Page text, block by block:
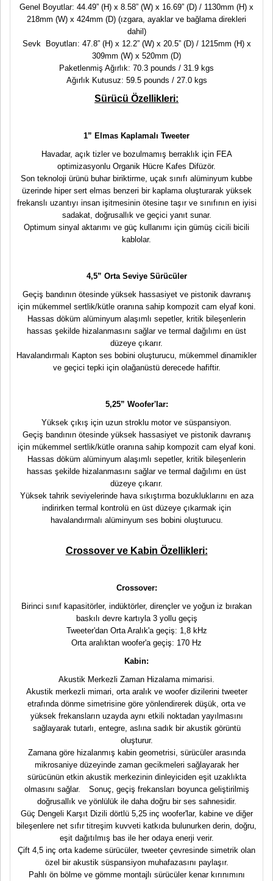
Genel Boyutlar: 44.49” (H) x 8.58” (W) x 16.69” (D) / 1130mm (H) x
218mm (W) x 424mm (D) (ızgara, ayaklar ve bağlama direkleri
dahil)
Sevk Boyutları: 47.8” (H) x 12.2” (W) x 20.5” (D) / 1215mm (H) x
309mm (W) x 520mm (D)
Paketlenmiş Ağırlık: 70.3 pounds / 31.9 kgs
Ağırlık Kutusuz: 59.5 pounds / 27.0 kgs
Sürücü Özellikleri:
1” Elmas Kaplamalı Tweeter
Havadar, açık tizler ve bozulmamış berraklık için FEA
optimizasyonlu Organik Hücre Kafes Difüzör.
Son teknoloji ürünü buhar biriktirme, uçak sınıfı alüminyum kubbe
üzerinde hiper sert elmas benzeri bir kaplama oluşturarak yüksek
frekanslı uzantıyı insan işitmesinin ötesine taşır ve sınıfının en iyisi
sadakat, doğrusallık ve geçici yanıt sunar.
Optimum sinyal aktarımı ve güç kullanımı için gümüş cicili bicili
kablolar.
4,5” Orta Seviye Sürücüler
Geçiş bandının ötesinde yüksek hassasiyet ve pistonik davranış
için mükemmel sertlik/kütle oranına sahip kompozit cam elyaf koni.
Hassas döküm alüminyum alaşımlı sepetler, kritik bileşenlerin
hassas şekilde hizalanmasını sağlar ve termal dağılımı en üst
düzeye çıkarır.
Havalandırmalı Kapton ses bobini oluşturucu, mükemmel dinamikler
ve geçici tepki için olağanüstü derecede hafiftir.
5,25” Woofer'lar:
Yüksek çıkış için uzun stroklu motor ve süspansiyon.
Geçiş bandının ötesinde yüksek hassasiyet ve pistonik davranış
için mükemmel sertlik/kütle oranına sahip kompozit cam elyaf koni.
Hassas döküm alüminyum alaşımlı sepetler, kritik bileşenlerin
hassas şekilde hizalanmasını sağlar ve termal dağılımı en üst
düzeye çıkarır.
Yüksek tahrik seviyelerinde hava sıkıştırma bozukluklarını en aza
indirirken termal kontrolü en üst düzeye çıkarmak için
havalandırmalı alüminyum ses bobini oluşturucu.
Crossover ve Kabin Özellikleri:
Crossover:
Birinci sınıf kapasitörler, indüktörler, dirençler ve yoğun iz bırakan
baskılı devre kartıyla 3 yollu geçiş
Tweeter'dan Orta Aralık'a geçiş: 1,8 kHz
Orta aralıktan woofer'a geçiş: 170 Hz
Kabin:
Akustik Merkezli Zaman Hizalama mimarisi.
Akustik merkezli mimari, orta aralık ve woofer dizilerini tweeter
etrafında dönme simetrisine göre yönlendirerek düşük, orta ve
yüksek frekansların uzayda aynı etkili noktadan yayılmasını
sağlayarak tutarlı, entegre, aslına sadık bir akustik görüntü
oluşturur.
Zamana göre hizalanmış kabin geometrisi, sürücüler arasında
mikrosaniye düzeyinde zaman gecikmeleri sağlayarak her
sürücünün etkin akustik merkezinin dinleyiciden eşit uzaklıkta
olmasını sağlar. Sonuç, geçiş frekansları boyunca geliştirilmiş
doğrusallık ve yönlülük ile daha doğru bir ses sahnesidir.
Güç Dengeli Karşıt Dizili dörtlü 5,25 inç woofer'lar, kabine ve diğer
bileşenlere net sıfır titreşim kuvveti katkıda bulunurken derin, doğru,
eşit dağıtılmış bas ile her odaya enerji verir.
Çift 4,5 inç orta kademe sürücüler, tweeter çevresinde simetrik olan
özel bir akustik süspansiyon muhafazasını paylaşır.
Pahlı ön bölme ve gömme montajlı sürücüler kenar kırınımını